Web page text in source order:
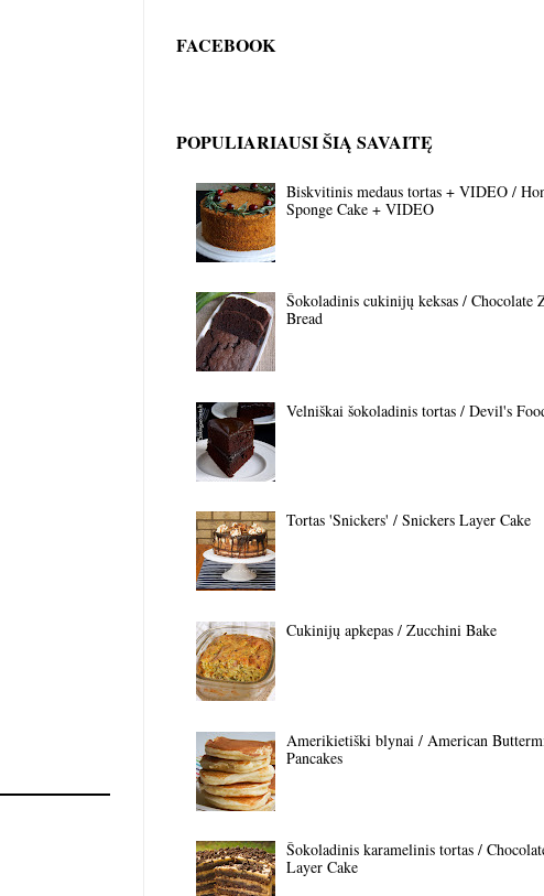
FACEBOOK
POPULIARIAUSI ŠIĄ SAVAITĘ
Biskvitinis medaus tortas + VIDEO /
Sponge Cake + VIDEO
Šokoladinis cukinijų keksas / Chocolate
Bread
Velniškai šokoladinis tortas / Devil's
Tortas 'Snickers' / Snickers Layer Cake
Cukinijų apkepas / Zucchini Bake
Amerikietiški blynai / American
Pancakes
Šokoladinis karamelinis tortas /
Layer Cake